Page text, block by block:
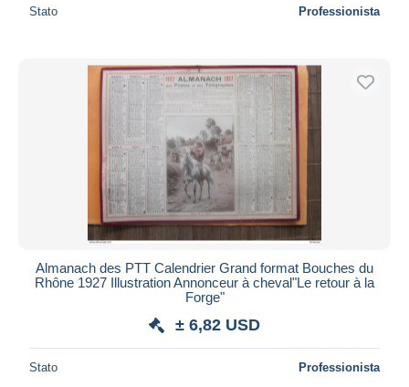
Stato Professionista
Almanach des PTT Calendrier Grand format Bouches du
Rhône 1927 Illustration Annonceur à cheval"Le retour à la
Forge"
± 6,82 USD
Stato Professionista